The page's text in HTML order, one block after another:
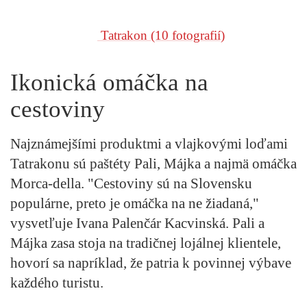
Tatrakon (10 fotografií)
Ikonická omáčka na
cestoviny
Najznámejšími produktmi a vlajkovými loďami
Tatrakonu sú paštéty Pali, Májka a najmä omáčka
Morca-della. "Cestoviny sú na Slovensku
populárne, preto je omáčka na ne žiadaná,"
vysvetľuje Ivana Palenčár Kacvinská. Pali a
Májka zasa stoja na tradičnej lojálnej klientele,
hovorí sa napríklad, že patria k povinnej výbave
každého turistu.